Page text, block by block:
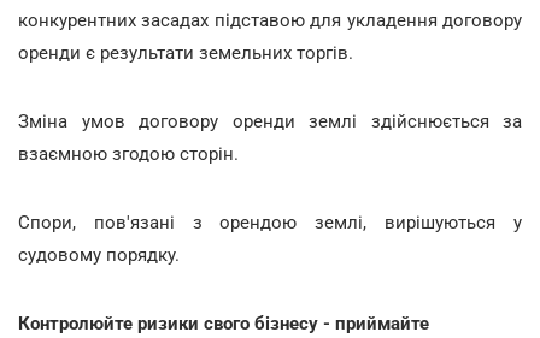
конкурентних засадах підставою для укладення договору
оренди є результати земельних торгів.
Зміна умов договору оренди землі здійснюється за
взаємною згодою сторін.
Спори, пов'язані з орендою землі, вирішуються у
судовому порядку.
Контролюйте ризики свого бізнесу - приймайте